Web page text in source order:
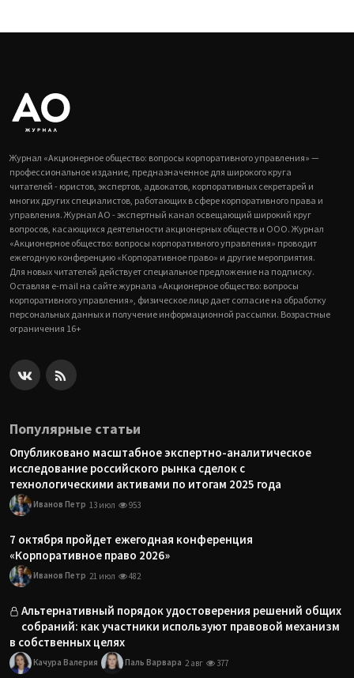
Журнал «Акционерное общество: вопросы корпоративного управления» —
профессиональное издание, предназначенное для широкого круга
читателей - юристов, экспертов, адвокатов, корпоративных секретарей и
многих других специалистов, работающих в сфере корпоративного права и
управления. Журнал АО - экспертный канал освещающий широкий круг
вопросов, касающихся деятельности акционерных обществ и ООО. Журнал
«Акционерное общество: вопросы корпоративного управления» проводит
ежегодную конференцию «Корпоративное право» и другие мероприятия.
Для новых читателей действует специальное предложение на подписку.
Оставляя e-mail на сайте журнала «Акционерное общество: вопросы
корпоративного управления», физическое лицо дает согласие на обработку
персональных данных и получение информационной рассылки. Возрастные
ограничения 16+
Популярные статьи
Опубликовано масштабное экспертно-аналитическое
исследование российского рынка сделок с
технологическими активами по итогам 2025 года
Иванов Петр 13 июл 953
7 октября пройдет ежегодная конференция
«Корпоративное право 2026»
Иванов Петр 21 июл 482
Альтернативный порядок удостоверения решений общих
собраний: как участники используют правовой механизм
в собственных целях
Качура Валерия Паль Варвара 2 авг 377